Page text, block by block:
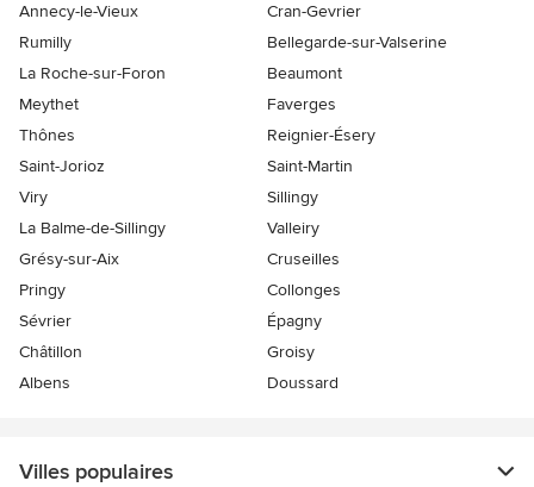
Annecy-le-Vieux
Cran-Gevrier
Rumilly
Bellegarde-sur-Valserine
La Roche-sur-Foron
Beaumont
Meythet
Faverges
Thônes
Reignier-Ésery
Saint-Jorioz
Saint-Martin
Viry
Sillingy
La Balme-de-Sillingy
Valleiry
Grésy-sur-Aix
Cruseilles
Pringy
Collonges
Sévrier
Épagny
Châtillon
Groisy
Albens
Doussard
Villes populaires